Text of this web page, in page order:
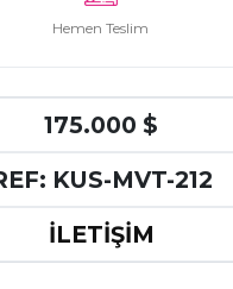
Hemen Teslim
175.000 $
KUS-MVT-212
İLETİŞİM